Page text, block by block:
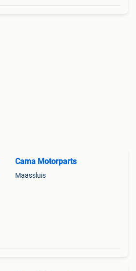
Cama Motorparts
Maassluis